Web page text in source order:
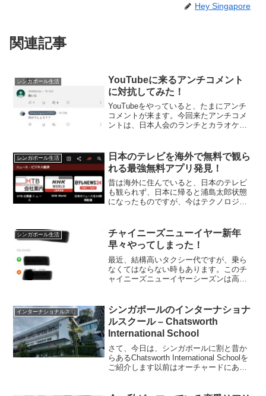
Hey Singapore
関連記事
シンガポール生活
YouTubeに来るアンチコメント
に対抗してみた！
YouTubeをやっていると、たまにアンチ
コメントが来ます。今回来たアンチコメ
ントは、日本人会のランチとカラオケの
な」と来たので、私「何がでしょ
う？？」と返信しました...
シンガポール生活
日本のテレビを海外で無料で観ら
れる最強無料アプリ発見！
昔は海外に住んでいると、日本のテレビ
も観られず、日本に帰ると浦島太郎状態
になったものですが、今はテクノロジー
イギリスにいた頃は全く日本のテレビを
観ていませんでしたが、...
シンガポール生活
チャイニーズニューイヤー新年
早々やってしまった！
最近、結構高いタクシー代ですが、乗ら
なくてはならない時もあります。このチ
ャイニーズニューイヤーシーズンは高い
あり、夜の1時半頃にタクシーを呼ぼうと
しましたが、案の定捕...
インターナショナルスクール
シンガポールのインターナショナ
ルスクール – Chatsworth
International School
さて、今日は、シンガポールに割と昔か
らあるChatsworth International Schoolを
ご紹介します以前はオーチャードにあっ